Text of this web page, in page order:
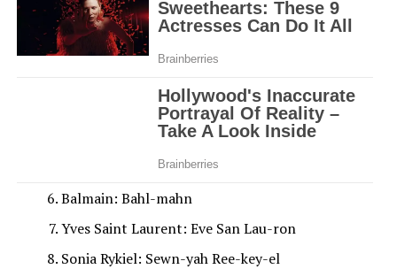
Balmain: Bahl-mahn
Yves Saint Laurent: Eve San Lau-ron
Sonia Rykiel: Sewn-yah Ree-key-el